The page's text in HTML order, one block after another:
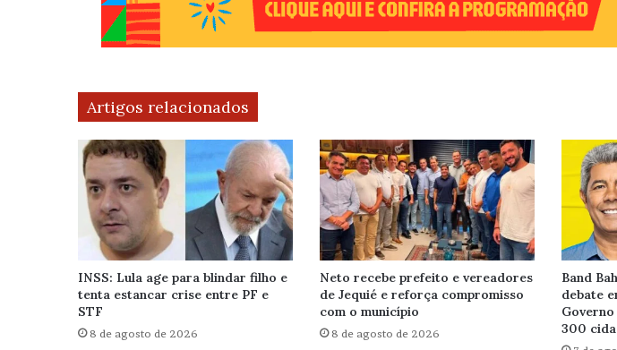
Artigos relacionados
INSS: Lula age para blindar filho e
tenta estancar crise entre PF e
STF
8 de agosto de 2026
Neto recebe prefeito e vereadores
de Jequié e reforça compromisso
com o município
8 de agosto de 2026
Band
debate
300